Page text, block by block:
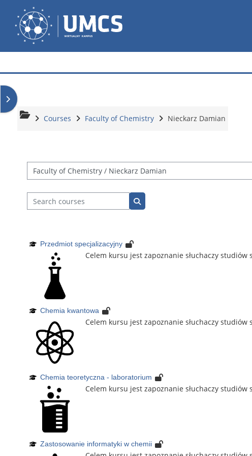
Skip to main content
Wirtualny Kampus
Open block drawer
Courses Faculty of Chemistry Nieckarz Damian
Course categories
Search courses
Search courses
Przedmiot specjalizacyjny
Celem kursu jest zapoznanie słuchaczy
Chemia kwantowa
Celem kursu jest zapoznanie słuchaczy
Chemia teoretyczna - laboratorium
Celem kursu jest zapoznanie słuchaczy
Zastosowanie informatyki w chemii